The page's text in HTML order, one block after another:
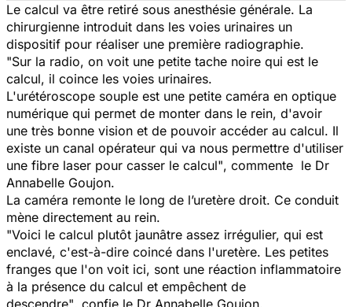
Le calcul va être retiré sous anesthésie générale. La
chirurgienne introduit dans les voies urinaires un
dispositif pour réaliser une première radiographie.
"Sur la radio, on voit une petite tache noire qui est le
calcul, il coince les voies urinaires.
L'urétéroscope souple est une petite caméra en optique
numérique qui permet de monter dans le rein, d'avoir
une très bonne vision et de pouvoir accéder au calcul. Il
existe un canal opérateur qui va nous permettre d'utiliser
une fibre laser pour casser le calcul", commente le Dr
Annabelle Goujon.
La caméra remonte le long de l’uretère droit. Ce conduit
mène directement au rein.
"Voici le calcul plutôt jaunâtre assez irrégulier, qui est
enclavé, c'est-à-dire coincé dans l'uretère. Les petites
franges que l'on voit ici, sont une réaction inflammatoire
à la présence du calcul et empêchent de
descendre", confie le Dr Annabelle Goujon.